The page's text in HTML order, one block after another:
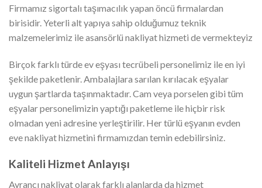
Firmamız sigortalı taşımacılık yapan öncü firmalardan
birisidir. Yeterli alt yapıya sahip olduğumuz teknik
malzemelerimiz ile asansörlü nakliyat hizmeti de vermekteyiz
Birçok farklı türde ev eşyası tecrübeli personelimiz ile en iyi
şekilde paketlenir. Ambalajlara sarılan kırılacak eşyalar
uygun şartlarda taşınmaktadır. Cam veya porselen gibi tüm
eşyalar personelimizin yaptığı paketleme ile hiçbir risk
olmadan yeni adresine yerleştirilir. Her türlü eşyanın evden
eve nakliyat hizmetini firmamızdan temin edebilirsiniz.
Kaliteli Hizmet Anlayışı
Ayrancı nakliyat olarak farklı alanlarda da hizmet